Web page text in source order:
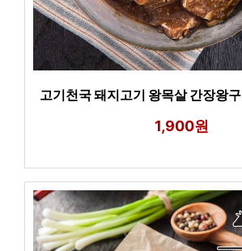
고기천국 돼지고기 왕목살 간장왕
1,900원